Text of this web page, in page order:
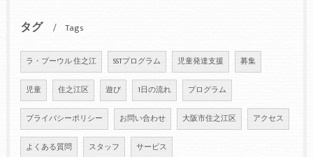
タグ Tags
ラ・プーウル 住之江 SSTプログラム 児童発達支援 募集
児童 住之江区 遊び 1日の流れ プログラム
プライバシーポリシー お問い合わせ 大阪市住之江区 アクセス
よくある質問 スタッフ サービス